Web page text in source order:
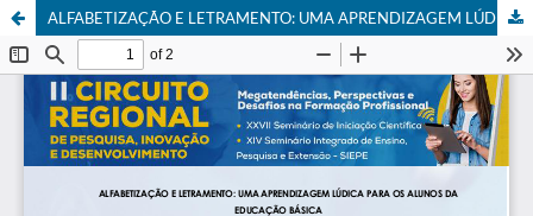
ALFABETIZAÇÃO E LETRAMENTO: UMA APRENDIZAGEM LÚDICA PARA OS ALUNOS DA EDUCAÇÃO BÁSICA